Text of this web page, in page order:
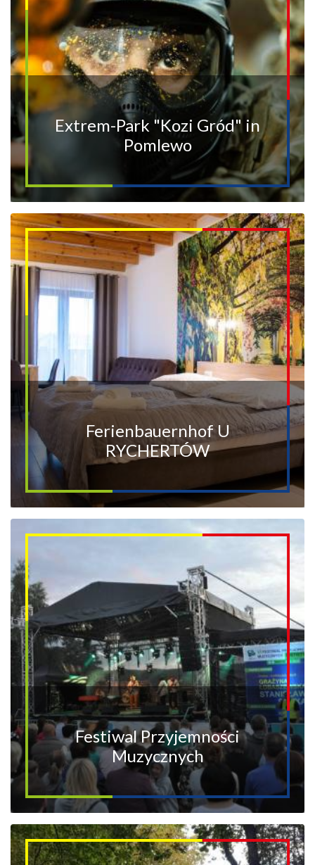
Extrem-Park "Kozi Gród" in
Pomlewo
Ferienbauernhof U
RYCHERTÓW
Festiwal Przyjemności
Muzycznych